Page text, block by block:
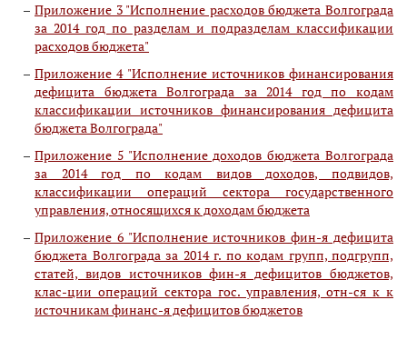
Приложение 3 "Исполнение расходов бюджета Волгограда
за 2014 год по разделам и подразделам классификации
расходов бюджета"
Приложение 4 "Исполнение источников финансирования
дефицита бюджета Волгограда за 2014 год по кодам
классификации источников финансирования дефицита
бюджета Волгограда"
Приложение 5 "Исполнение доходов бюджета Волгограда
за 2014 год по кодам видов доходов, подвидов,
классификации операций сектора государственного
управления, относящихся к доходам бюджета
Приложение 6 "Исполнение источников фин-я дефицита
бюджета Волгограда за 2014 г. по кодам групп, подгрупп,
статей, видов источников фин-я дефицитов бюджетов,
клас-ции операций сектора гос. управления, отн-ся к к
источникам финанс-я дефицитов бюджетов